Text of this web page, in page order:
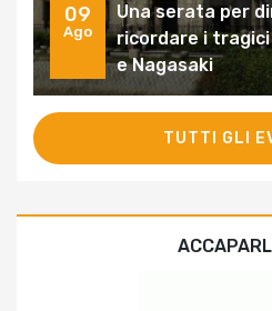
09
Ago
Una serata per
ricordare i
e Nagasaki
TUTTI GLI